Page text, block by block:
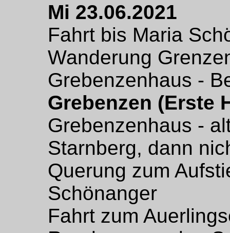
Mi 23.06.2021
Fahrt bis Maria
Wanderung
Grebenzenhaus -
Grebenzen (Erste
Grebenzenhaus -
Starnberg, dann
Querung zum
Schönanger
Fahrt zum